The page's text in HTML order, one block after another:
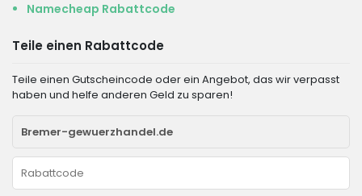
Namecheap Rabattcode
Teile einen Rabattcode
Teile einen Gutscheincode oder ein Angebot, das wir verpasst
haben und helfe anderen Geld zu sparen!